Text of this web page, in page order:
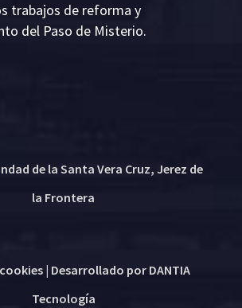
trabajos de reforma y
del Paso de Misterio.
de la Santa Vera Cruz, Jerez de
la Frontera
| Desarrollado por DANTIA
Tecnología